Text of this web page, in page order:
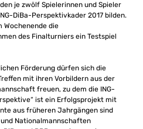
je zwölf Spielerinnen und Spieler
DiBa-Perspektivkader 2017 bilden.
Wochenende die
des Finalturniers ein Testspiel
Förderung dürfen sich die
mit ihren Vorbildern aus der
freuen, zu dem die ING-
ist ein Erfolgsprojekt mit
aus früheren Jahrgängen sind
Nationalmannschaften